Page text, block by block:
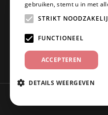
© 2025 Sanithuis
gebruiken, stemt u in met
STRIKT
FUNCTIONEEL
ACCEPTEREN
DETAILS WEERGEVEN